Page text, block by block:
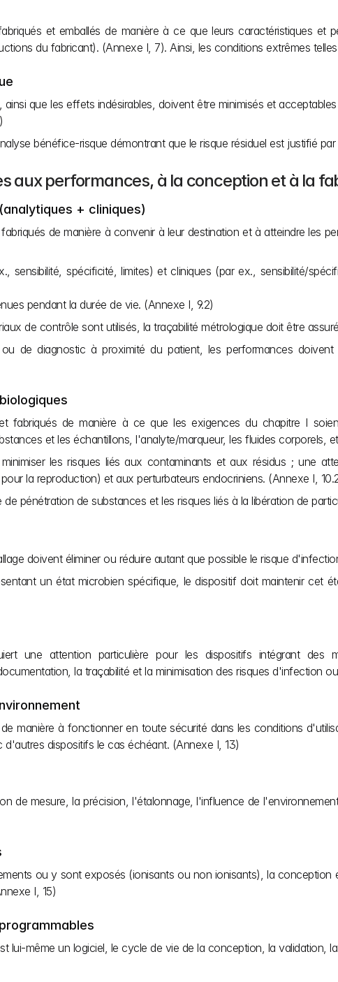
et emballés de manière à ce que leurs caractéristiques et
du fabricant). (Annexe I, 7). Ainsi, les conditions extrêmes
que les effets indésirables, doivent être minimisés et
bénéfice-risque démontrant que le risque résiduel est justifié
aux performances, à la conception et à la
+ cliniques)
de manière à convenir à leur destination et à atteindre les
sensibilité, spécificité, limites) et cliniques (par ex., sensibilité/
pendant la durée de vie. (Annexe I, 9.2)
de contrôle sont utilisés, la traçabilité métrologique doit être
de diagnostic à proximité du patient, les performances
fabriqués de manière à ce que les exigences du chapitre I
et les échantillons, l'analyte/marqueur, les fluides corporels,
les risques liés aux contaminants et aux résidus ; une
la reproduction) et aux perturbateurs endocriniens. (Annexe I,
pénétration de substances et les risques liés à la libération de
doivent éliminer ou réduire autant que possible le risque
un état microbien spécifique, le dispositif doit maintenir cet
une attention particulière pour les dispositifs intégrant des
la traçabilité et la minimisation des risques d'infection
manière à fonctionner en toute sécurité dans les conditions
dispositifs le cas échéant. (Annexe I, 13)
de mesure, la précision, l'étalonnage, l'influence de
ou y sont exposés (ionisants ou non ionisants), la
I, 15)
lui-même un logiciel, le cycle de vie de la conception, la validation,